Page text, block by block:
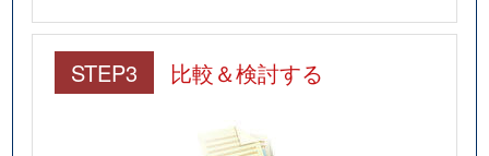
STEP3 比較＆検討する